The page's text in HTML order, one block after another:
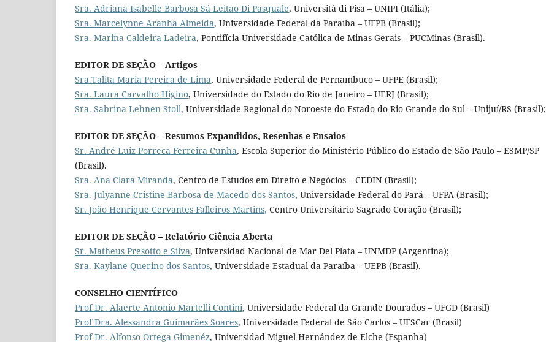
Sra. Adriana Isabelle Barbosa Sá Leitao Di Pasquale, Università di Pisa – UNIPI (Itália);
Sra. Marcelynne Aranha Almeida, Universidade Federal da Paraíba – UFPB (Brasil);
Sra. Marina Caldeira Ladeira, Pontifícia Universidade Católica de Minas Gerais – PUCMinas (Brasil).
EDITOR DE SEÇÃO – Artigos
Sra.Talita Maria Pereira de Lima, Universidade Federal de Pernambuco – UFPE (Brasil);
Sra. Laura Carvalho Higino, Universidade do Estado do Rio de Janeiro – UERJ (Brasil);
Sra. Sabrina Lehnen Stoll, Universidade Regional do Noroeste do Estado do Rio Grande do Sul – Unijuí/RS (Brasil);
EDITOR DE SEÇÃO – Resumos Expandidos, Resenhas e Ensaios
Sr. André Luiz Porreca Ferreira Cunha, Escola Superior do Ministério Público do Estado de São Paulo – ESMP/SP
(Brasil).
Sra. Ana Clara Miranda, Centro de Estudos em Direito e Negócios – CEDIN (Brasil);
Sra. Julyanne Cristine Barbosa de Macedo dos Santos, Universidade Federal do Pará – UFPA (Brasil);
Sr. João Henrique Cervantes Falleiros Martins, Centro Universitário Sagrado Coração (Brasil);
EDITOR DE SEÇÃO – Relatório Ciência Aberta
Sr. Matheus Presotto e Silva, Universidad Nacional de Mar Del Plata – UNMDP (Argentina);
Sra. Kaylane Querino dos Santos, Universidade Estadual da Paraíba – UEPB (Brasil).
CONSELHO CIENTÍFICO
Prof Dr. Alaerte Antonio Martelli Contini, Universidade Federal da Grande Dourados – UFGD (Brasil)
Prof Dra. Alessandra Guimarães Soares, Universidade Federal de São Carlos – UFSCar (Brasil)
Prof Dr. Alfonso Ortega Gimenéz, Universidad Miguel Hernández de Elche (Espanha)